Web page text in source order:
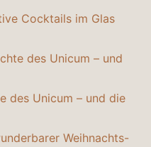
Cocktails im Glas
des Unicum – und
des Unicum – und die
Weihnachts-